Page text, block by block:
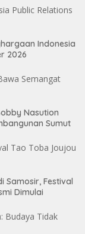
Indonesia
2026
Nasution
Sumut
Samosir, Festival
Dimulai